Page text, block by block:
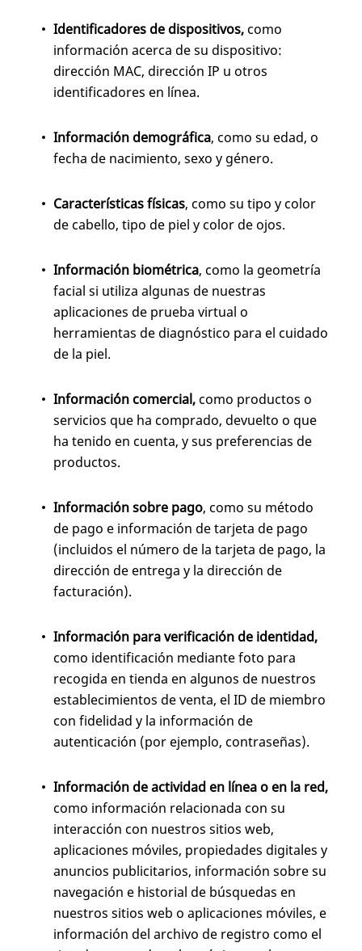
Identificadores de dispositivos,como
información acerca de su dispositivo:
dirección MAC, dirección IP u otros
identificadores en línea.
Información demográfica, como su edad, o
fecha de nacimiento, sexo y género.
Características físicas, como su tipo y color
de cabello, tipo de piel y color de ojos.
Información biométrica, como la geometría
facial si utiliza algunas de nuestras
aplicaciones de prueba virtual o
herramientas de diagnóstico para el cuidado
de la piel.
Información comercial,como productos o
servicios que ha comprado, devuelto o que
ha tenido en cuenta, y sus preferencias de
productos.
Información sobre pago, como su método
de pago e información de tarjeta de pago
(incluidos el número de la tarjeta de pago, la
dirección de entrega y la dirección de
facturación).
Información para verificación de identidad,
como identificación mediante foto para
recogida en tienda en algunos de nuestros
establecimientos de venta, el ID de miembro
con fidelidad y la información de
autenticación (por ejemplo, contraseñas).
Información de actividad en línea o en la red,
como información relacionada con su
interacción con nuestros sitios web,
aplicaciones móviles, propiedades digitales y
anuncios publicitarios, información sobre su
navegación e historial de búsquedas en
nuestros sitios web o aplicaciones móviles, e
información del archivo de registro como el